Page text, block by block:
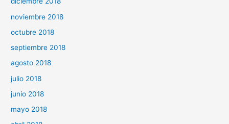
noviembre 2018
octubre 2018
septiembre 2018
agosto 2018
julio 2018
junio 2018
mayo 2018